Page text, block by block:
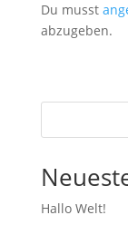
Du musst
abzugeben.
Hallo Welt!